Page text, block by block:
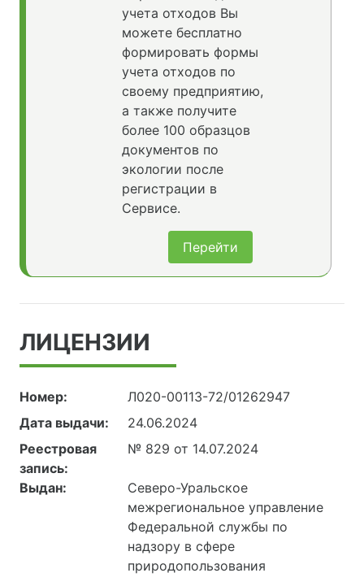
учета отходов Вы
можете бесплатно
формировать формы
учета отходов по
своему предприятию,
а также получите
более 100 образцов
документов по
экологии после
регистрации в
Сервисе.
Перейти
ЛИЦЕНЗИИ
Номер:
Л020-00113-72/01262947
Дата выдачи:
24.06.2024
Реестровая
запись:
№ 829 от 14.07.2024
Выдан:
Северо-Уральское
межрегиональное управление
Федеральной службы по
надзору в сфере
природопользования